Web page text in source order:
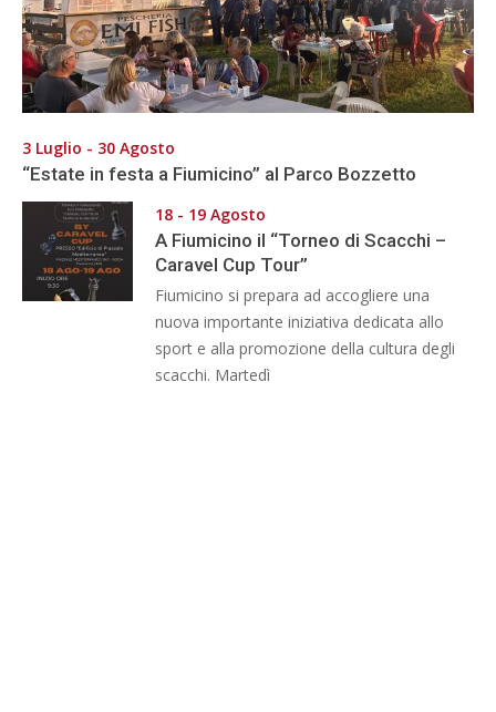
3 Luglio - 30 Agosto
“Estate in festa a Fiumicino” al Parco Bozzetto
18 - 19 Agosto
A Fiumicino il “Torneo di Scacchi –
Caravel Cup Tour”
Fiumicino si prepara ad accogliere una
nuova importante iniziativa dedicata allo
sport e alla promozione della cultura degli
scacchi. Martedì